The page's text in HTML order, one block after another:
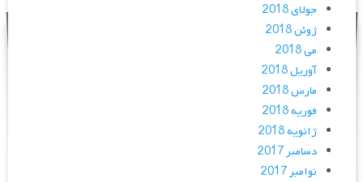
جولای 2018
ژوئن 2018
می 2018
آوریل 2018
مارس 2018
فوریه 2018
ژانویه 2018
دسامبر 2017
نوامبر 2017